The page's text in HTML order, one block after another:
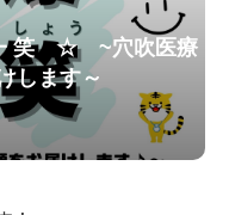
笑 ☆ ~穴吹医療
します～